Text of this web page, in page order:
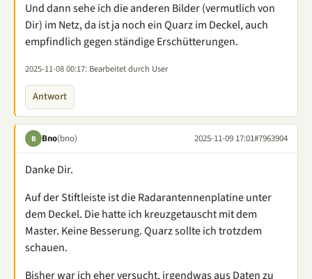
Und dann sehe ich die anderen Bilder (vermutlich von
Dir) im Netz, da ist ja noch ein Quarz im Deckel, auch
empfindlich gegen ständige Erschütterungen.
2025-11-08 00:17: Bearbeitet durch User
Antwort
B Bno(bno) 2025-11-09 17:01#7963904
Danke Dir.
Auf der Stiftleiste ist die Radarantennenplatine unter
dem Deckel. Die hatte ich kreuzgetauscht mit dem
Master. Keine Besserung. Quarz sollte ich trotzdem
schauen.
Bisher war ich eher versucht, irgendwas aus Daten zu